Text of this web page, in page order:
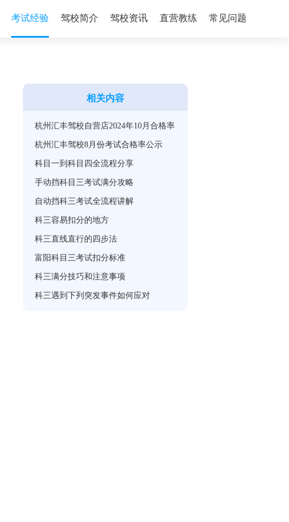
考试经验 驾校简介 驾校资讯 直营教练 常见问题
相关内容
杭州汇丰驾校自营店2024年10月合格率
杭州汇丰驾校8月份考试合格率公示
科目一到科目四全流程分享
手动挡科目三考试满分攻略
自动挡科三考试全流程讲解
科三容易扣分的地方
科三直线直行的四步法
富阳科目三考试扣分标准
科三满分技巧和注意事项
科三遇到下列突发事件如何应对